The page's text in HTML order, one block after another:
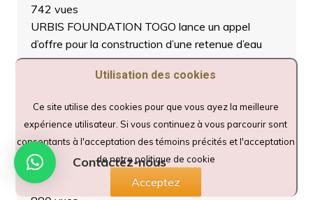
742 vues
URBIS FOUNDATION TOGO lance un appel
d’offre pour la construction d’une retenue d’eau
hydroagricole.- 781 vues
Changement climatique : la région centrale du
écologique.- 696 vues
Togo/Environnement : SADIL-Togo lance la
riposte verte contre la déforestation- 849 vues
Municipales 2025 : mobilisation totale pour UNIR à
Tindjassi et Djarkpanga dans la Plaine de MÔ
Utilisation des cookies
Ce site utilise des cookies pour que vous ayez la meilleure
expérience utilisateur. Si vous continuez à vous parcourir sont
consentants à l'acceptation des témoins précités et l'acceptation
de notre politique de cookie
Acceptez
Contactez-nous